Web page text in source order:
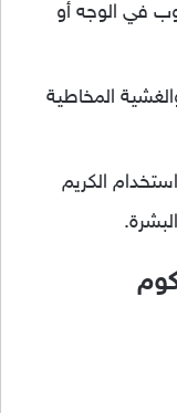
في الوجه أو
المخاطية
الكريم